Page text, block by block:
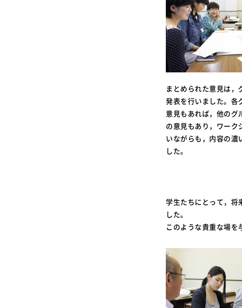
まとめられた意見は，
発表を行いました。各
意見もあれば，他のグ
の意見もあり，ワーク
いながらも，内容の濃
した。
学生たちにとって，将
した。
このような貴重な場を